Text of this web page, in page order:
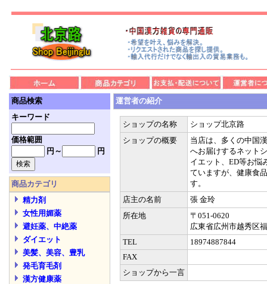
商品検索
キーワード
価格範囲
円～
円
商品カテゴリ
精力剤
女性用媚薬
避妊薬、中絶薬
ダイエット
美髪、美容、豊乳
発毛育毛剤
漢方健康薬
運営者の紹介
ショップの名称
ショップ北京路
ショップの概要
当店は、多くの中国
へお届けするネット
イエット、ED等お悩
ていますが、健康食
す。
店主の名前
張 金玲
所在地
〒051-0620
広東省広州市越秀区
TEL
18974887844
FAX
ショップから一言